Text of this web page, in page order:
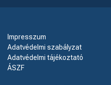
Impresszum
Adatvédelmi szabályzat
Adatvédelmi tájékoztató
ÁSZF